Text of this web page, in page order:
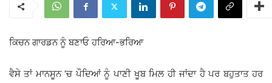
ਕਿਚਨ ਗਾਰਡਨ ਨੂੰ ਬਣਾਓ ਹਰਿਆ-ਭਰਿਆ
ਵੈਸੇ ਤਾਂ ਮਾਨਸੂਨ ‘ਚ ਪੌਦਿਆਂ ਨੂੰ ਪਾਣੀ ਖੂਬ ਮਿਲ ਹੀ ਜਾਂਦਾ ਹੈ ਪਰ ਬਹੁਤਾਤ ਹਰ